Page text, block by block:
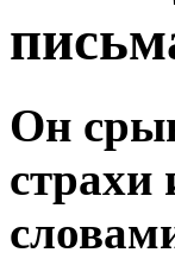
Он
страхи